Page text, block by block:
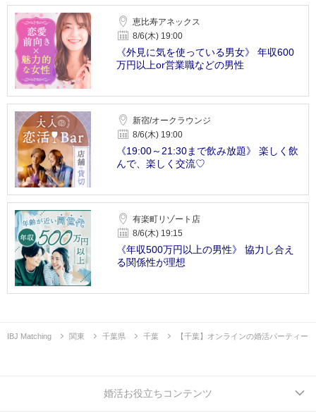
恵比寿アネックス
8/6(木) 19:00
《外見に気を使っている男女》 年収600
万円以上or営業職などの男性
新宿/オークラウンジ
8/6(木) 19:00
《19:00～21:30まで飲み放題》 楽しく飲
んで、楽しく交流♡
有楽町リゾート店
8/6(木) 19:15
《年収500万円以上の男性》 協力し合え
る関係性が理想
IBJ Matching 関東 千葉県 千葉 【千葉】オンラインの婚活パーティー
婚活お役立ちコンテンツ